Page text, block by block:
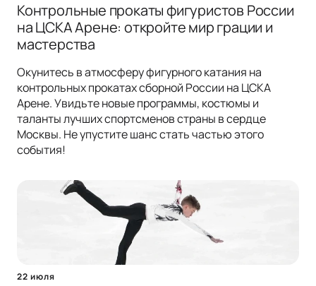
Контрольные прокаты фигуристов России
на ЦСКА Арене: откройте мир грации и
мастерства
Окунитесь в атмосферу фигурного катания на
контрольных прокатах сборной России на ЦСКА
Арене. Увидьте новые программы, костюмы и
таланты лучших спортсменов страны в сердце
Москвы. Не упустите шанс стать частью этого
события!
22 июля